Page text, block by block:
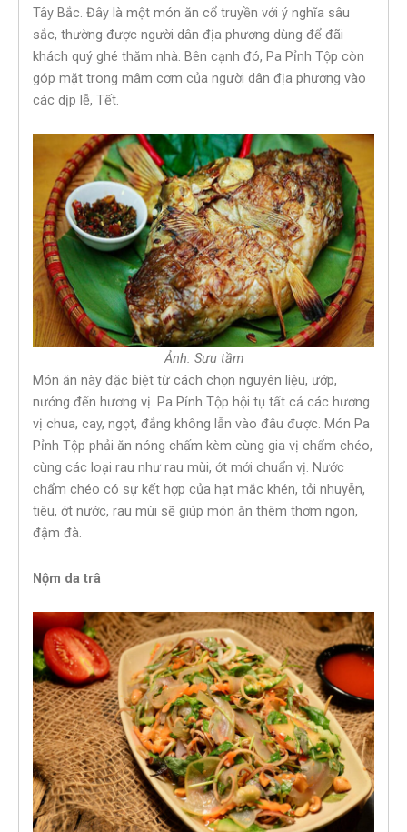
Tây Bắc. Đây là một món ăn cổ truyền với ý nghĩa sâu
sắc, thường được người dân địa phương dùng để đãi
khách quý ghé thăm nhà. Bên cạnh đó, Pa Pỉnh Tộp còn
góp mặt trong mâm cơm của người dân địa phương vào
các dịp lễ, Tết.
Ảnh: Sưu tầm
Món ăn này đặc biệt từ cách chọn nguyên liệu, ướp,
nướng đến hương vị. Pa Pỉnh Tộp hội tụ tất cả các hương
vị chua, cay, ngọt, đắng không lẫn vào đâu được. Món Pa
Pỉnh Tộp phải ăn nóng chấm kèm cùng gia vị chẩm chéo,
cùng các loại rau như rau mùi, ớt mới chuẩn vị. Nước
chẩm chéo có sự kết hợp của hạt mắc khén, tỏi nhuyễn,
tiêu, ớt nước, rau mùi sẽ giúp món ăn thêm thơm ngon,
đậm đà.
Nộm da trâ